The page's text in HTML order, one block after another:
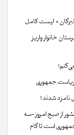
+ لیست کامل
خانوار واریز
نامزد شدند؟
از صبح امروز -سه
است تا گام